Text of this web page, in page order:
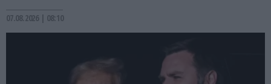
07.08.2026 | 08:10